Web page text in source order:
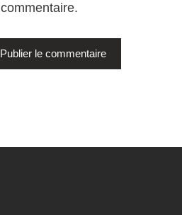
commentaire.